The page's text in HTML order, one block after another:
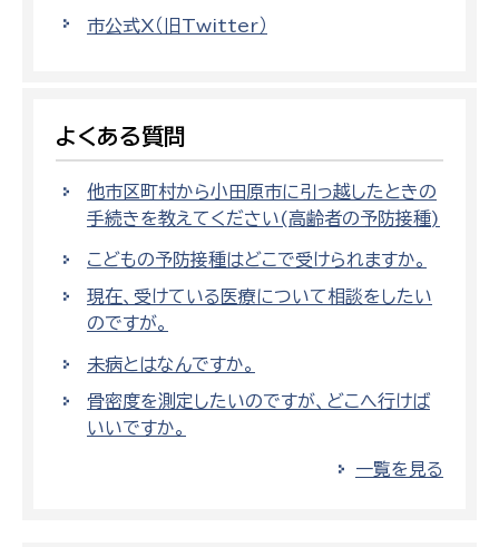
市公式X（旧Twitter）
よくある質問
他市区町村から小田原市に引っ越したときの
手続きを教えてください(高齢者の予防接種)
こどもの予防接種はどこで受けられますか。
現在、受けている医療について相談をしたい
のですが。
未病とはなんですか。
骨密度を測定したいのですが、どこへ行けば
いいですか。
一覧を見る